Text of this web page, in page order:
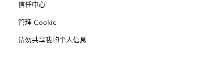
Esri 视频
网站地图
种族平等
信任中心
管理 Cookie
请勿共享我的个人信息